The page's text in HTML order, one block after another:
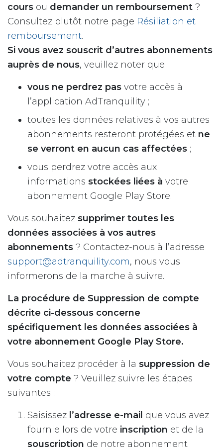
cours ou demander un remboursement ?
Consultez plutôt notre page Résiliation et
remboursement.
Si vous avez souscrit d’autres abonnements
auprès de nous, veuillez noter que :
vous ne perdrez pas votre accès à
l’application AdTranquility ;
toutes les données relatives à vos autres
abonnements resteront protégées et ne
se verront en aucun cas affectées ;
vous perdrez votre accès aux
informations stockées liées à votre
abonnement Google Play Store.
Vous souhaitez supprimer toutes les
données associées à vos autres
abonnements ? Contactez-nous à l’adresse
support@adtranquility.com, nous vous
informerons de la marche à suivre.
La procédure de Suppression de compte
décrite ci-dessous concerne
spécifiquement les données associées à
votre abonnement Google Play Store.
Vous souhaitez procéder à la suppression de
votre compte ? Veuillez suivre les étapes
suivantes :
Saisissez l’adresse e-mail que vous avez
fournie lors de votre inscription et de la
souscription de notre abonnement